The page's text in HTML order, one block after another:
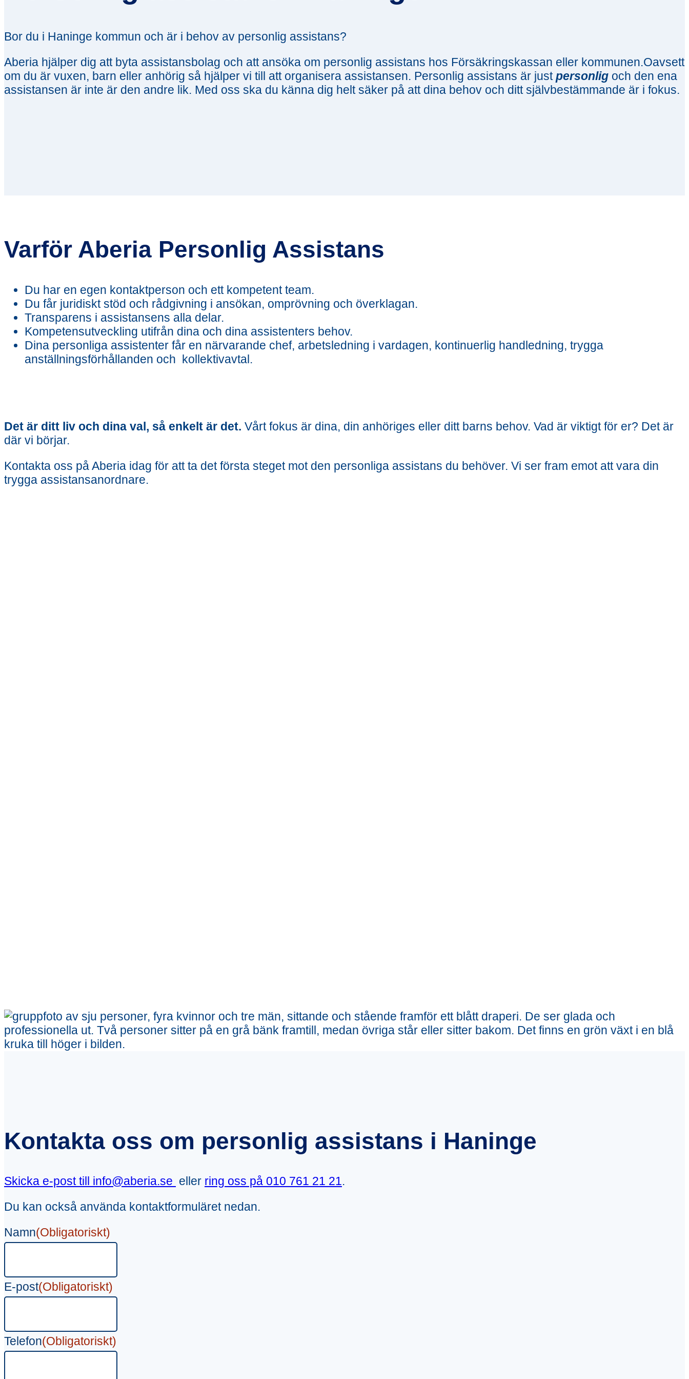
Bor du i Haninge kommun och är i behov av personlig assistans?
Aberia hjälper dig att byta assistansbolag och att ansöka om personlig assistans hos Försäkringskassan eller kommunen.Oavsett
om du är vuxen, barn eller anhörig så hjälper vi till att organisera assistansen. Personlig assistans är justpersonlig och den ena
assistansen är inte är den andre lik. Med oss ska du känna dig helt säker på att dina behov och ditt självbestämmande är i fokus.
Varför Aberia Personlig Assistans
Du har en egen kontaktperson och ett kompetent team.
Du får juridiskt stöd och rådgivning i ansökan, omprövning och överklagan.
Transparens i assistansens alla delar.
Kompetensutveckling utifrån dina och dina assistenters behov.
Dina personliga assistenter får en närvarande chef, arbetsledning i vardagen, kontinuerlig handledning, trygga
anställningsförhållanden och kollektivavtal.
Det är ditt liv och dina val, så enkelt är det. Vårt fokus är dina, din anhöriges eller ditt barns behov. Vad är viktigt för er? Det är
där vi börjar.
Kontakta oss på Aberia idag för att ta det första steget mot den personliga assistans du behöver. Vi ser fram emot att vara din
trygga assistansanordnare.
Kontakta oss om personlig assistans i Haninge
Skicka e-post till info@aberia.se eller ring oss på 010 761 21 21.
Du kan också använda kontaktformuläret nedan.
Namn(Obligatoriskt)
E-post(Obligatoriskt)
Telefon(Obligatoriskt)